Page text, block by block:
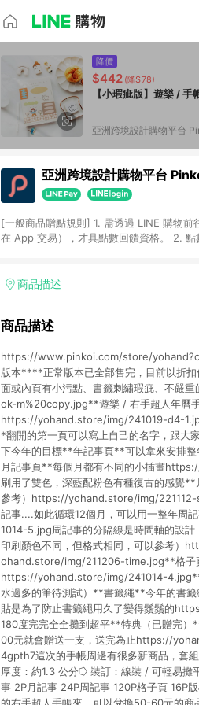
降價
$442 (降$78)
【小瑕疵版】遊樂 / 手
亞洲跨境設計購物平台
亞洲跨境設計購物平台
[一般商品贈點規則] 1. 需透過 LINE 購物
在 App 交易），才具點數回饋資格。 2.
格，部分退款不在此限。 6. APP 請更新
使用規則請以點數紅包活動說明為準。 11.
商品描述
商品描述
https://www.pinkoi.com/store/
版本****正常版本已全部售完，目前以折
面或內頁有小污點、書籤刺繡瑕疵、不
ok-m%20copy.jpg**遊樂 / 右手超人年曆
https://yohand.store/img/241019-d4-
*翻開的第一頁可以寫上自己的名字，跟大
下今年的目標**年記事頁**可以拿來安排
月記事頁**每個月都有不同的小插畫
刷用了雙色，深藍配粉色有種復古的感覺
參考）https://yohand.store/img/221112-
記事....如此循環12個月，可以用一整年
1014-5.jpg周記事的分隔線是時間軸的設
印刷顏色不同，但格式相同，可以參考
ohand.store/img/211206-time.jpg**格子
https://yohand.store/img/241014-4.jpg**
水過多的筆待測試）**書籤繩**今年的書
貼是為了防止書籤繩用久了變得鬚鬚的
180度完完全全攤到超平**特典（已贈完）
00元就會贈送一支，送完為止https://
4gpth7這次的手帳周邊有很多新商品，套
厚度：約1.3 公分⭔ 裝訂：線裝 / 可輕易攤
事 2P月記事 24P周記事 120P格子頁 16P